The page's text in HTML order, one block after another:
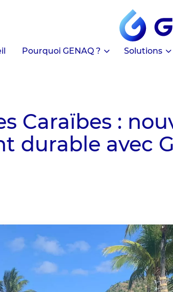
Pourquoi GENAQ ? Solutions
Caraïbes :
durable avec